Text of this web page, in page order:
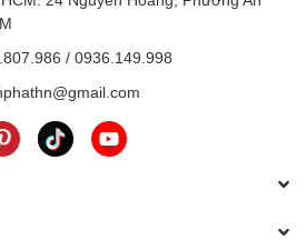
/ 0936.149.998